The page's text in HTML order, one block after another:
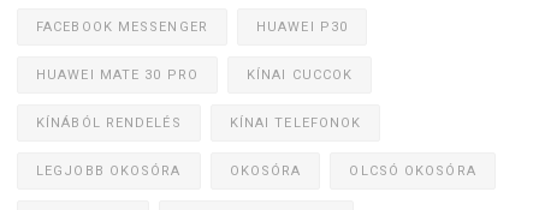
FACEBOOK MESSENGER HUAWEI P30
HUAWEI MATE 30 PRO KÍNAI CUCCOK
KÍNÁBÓL RENDELÉS KÍNAI TELEFONOK
LEGJOBB OKOSÓRA OKOSÓRA OLCSÓ OKOSÓRA